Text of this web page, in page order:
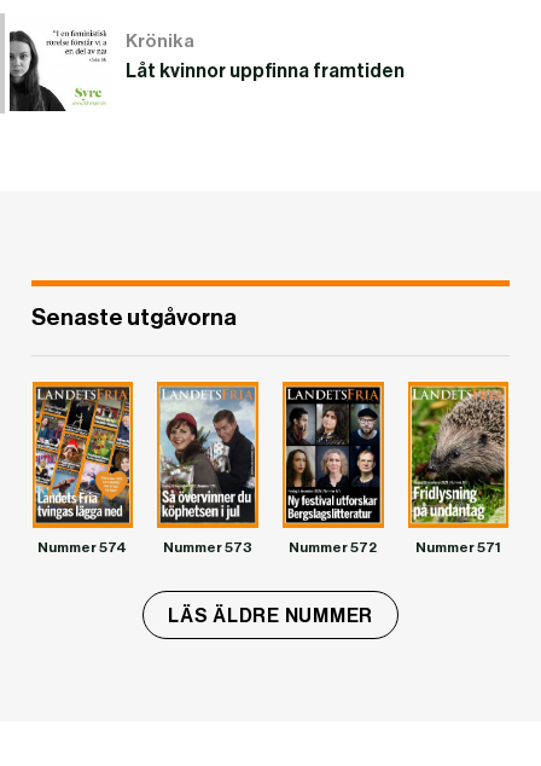
Krönika
Låt kvinnor uppfinna framtiden
Senaste utgåvorna
Nummer 574 Nummer 573 Nummer 572 Nummer 571
LÄS ÄLDRE NUMMER